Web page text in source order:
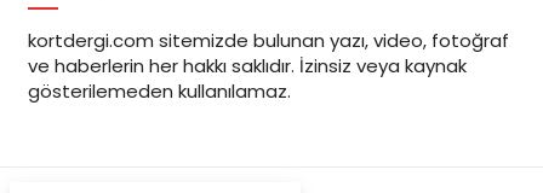
kortdergi.com sitemizde bulunan yazı, video, fotoğraf
ve haberlerin her hakkı saklıdır. İzinsiz veya kaynak
gösterilemeden kullanılamaz.